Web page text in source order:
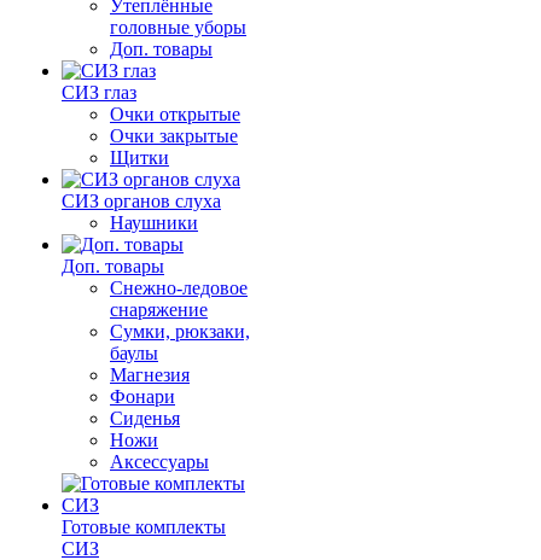
Утеплённые
головные уборы
Доп. товары
СИЗ глаз
Очки открытые
Очки закрытые
Щитки
СИЗ органов слуха
Наушники
Доп. товары
Снежно-ледовое
снаряжение
Сумки, рюкзаки,
баулы
Магнезия
Фонари
Сиденья
Ножи
Аксессуары
Готовые комплекты
СИЗ